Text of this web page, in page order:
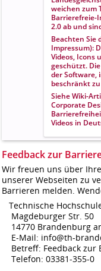
weichen zum
Barrierefreie-
2.0 ab und
Beachten Sie
Impressum):
Videos, Icons
geschützt.
der Software,
beschränkt
Siehe Wiki-
Corporate
Videos in
Feedback zur
Wir freuen uns über
unserer Webseiten zu
Barrieren melden.
Technische
Magdeburger Str. 50
14770 Brandenburg
E-Mail: info@th-
Betreff: Feedback zur
Telefon: 03381-355-0